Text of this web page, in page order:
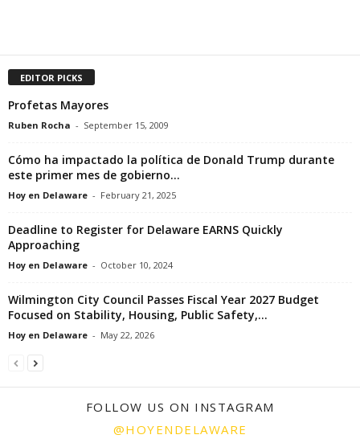
EDITOR PICKS
Profetas Mayores
Ruben Rocha - September 15, 2009
Cómo ha impactado la política de Donald Trump durante
este primer mes de gobierno...
Hoy en Delaware - February 21, 2025
Deadline to Register for Delaware EARNS Quickly
Approaching
Hoy en Delaware - October 10, 2024
Wilmington City Council Passes Fiscal Year 2027 Budget
Focused on Stability, Housing, Public Safety,...
Hoy en Delaware - May 22, 2026
FOLLOW US ON INSTAGRAM
@HOYENDELAWARE